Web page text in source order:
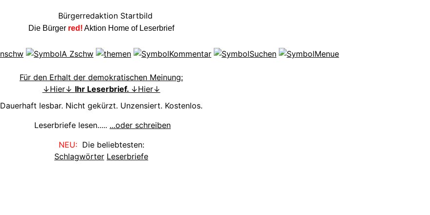
Die Bürger red! Aktion Home of Leserbrief
Für den Erhalt der demokratischen Meinung:
↓Hier↓ Ihr Leserbrief. ↓Hier↓
Dauerhaft lesbar. Nicht gekürzt. Unzensiert. Kostenlos.
Leserbriefe lesen..... ...oder schreiben
NEU:Die beliebtesten:
Schlagwörter Leserbriefe